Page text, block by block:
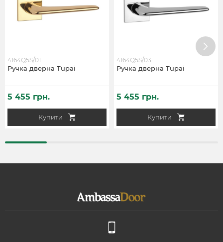
Ручка дверна Tupai
4164Q5S/01
Купити
5 455 грн.
Ручка дверна Tupai
4164Q5S/03
Купити
5 455 грн.